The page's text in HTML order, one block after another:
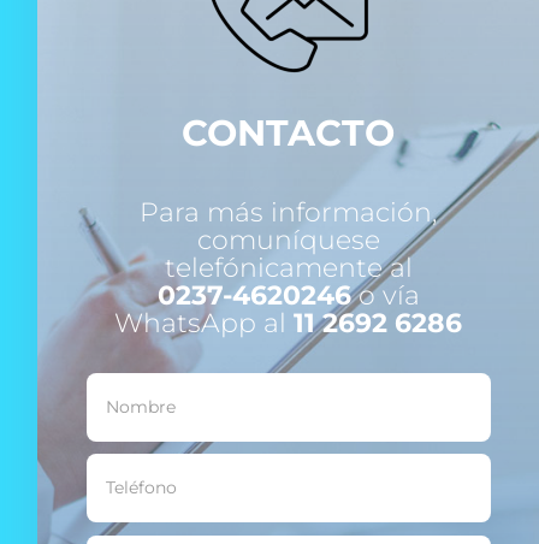
CONTACTO
Para más información,
comuníquese
telefónicamente al
0237-4620246o vía
WhatsApp al11 2692 6286